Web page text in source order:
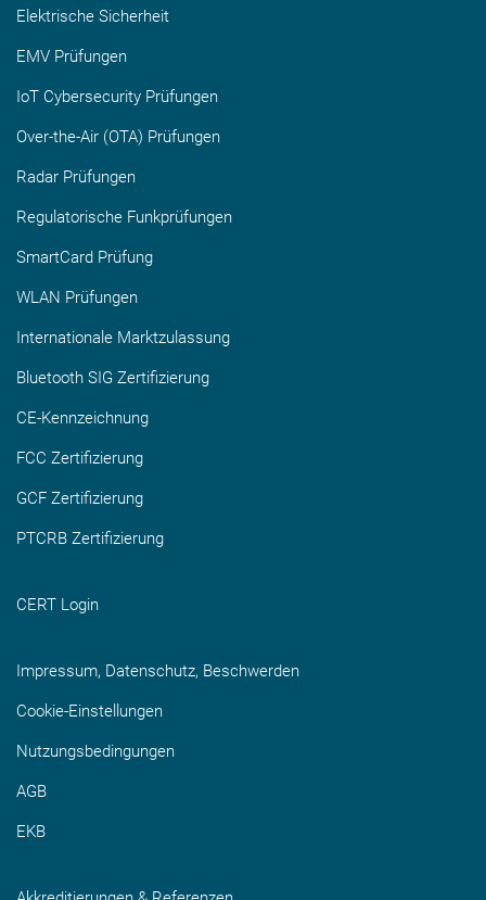
Elektrische Sicherheit
EMV Prüfungen
IoT Cybersecurity Prüfungen
Over-the-Air (OTA) Prüfungen
Radar Prüfungen
Regulatorische Funkprüfungen
SmartCard Prüfung
WLAN Prüfungen
Internationale Marktzulassung
Bluetooth SIG Zertifizierung
CE-Kennzeichnung
FCC Zertifizierung
GCF Zertifizierung
PTCRB Zertifizierung
CERT Login
Impressum, Datenschutz, Beschwerden
Cookie-Einstellungen
Nutzungsbedingungen
AGB
EKB